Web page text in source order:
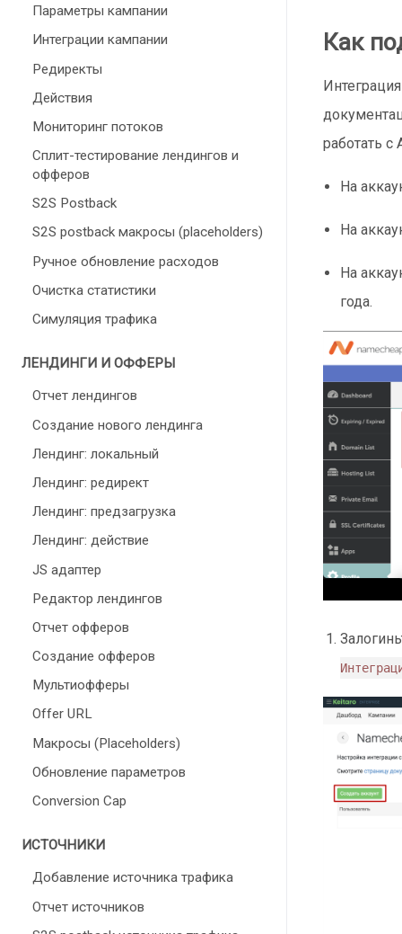
Параметры кампании
Интеграции кампании
Редиректы
Действия
Мониторинг потоков
Сплит-тестирование лендингов и
офферов
S2S Postback
S2S postback макросы (placeholders)
Ручное обновление расходов
Очистка статистики
Симуляция трафика
ЛЕНДИНГИ И ОФФЕРЫ
Отчет лендингов
Создание нового лендинга
Лендинг: локальный
Лендинг: редирект
Лендинг: предзагрузка
Лендинг: действие
JS адаптер
Редактор лендингов
Отчет офферов
Создание офферов
Мультиофферы
Offer URL
Макросы (Placeholders)
Обновление параметров
Conversion Cap
ИСТОЧНИКИ
Добавление источника трафика
Отчет источников
Как
работать с
На
На
На
года.